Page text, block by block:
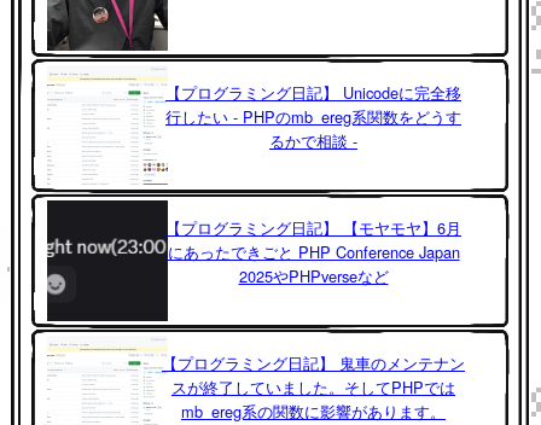
【プログラミング日記】 Unicodeに完全移
行したい - PHPのmb_ereg系関数をどうす
るかで相談 -
【プログラミング日記】 【モヤモヤ】6月
にあったできごと PHP Conference Japan
2025やPHPverseなど
【プログラミング日記】 鬼車のメンテナン
スが終了していました。そしてPHPでは
mb_ereg系の関数に影響があります。